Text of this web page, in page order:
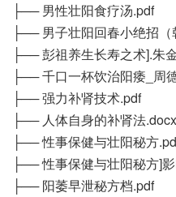
├── 男性壮阳食疗汤.pdf
├── 男子壮阳回春小绝招
├── 彭祖养生长寿之术].朱
├── 千口一杯饮治阳痿_周
├── 强力补肾技术.pdf
├── 人体自身的补肾法.docx
├── 性事保健与壮阳秘方
├── 性事保健与壮阳秘方]
├── 阳萎早泄秘方档.pdf